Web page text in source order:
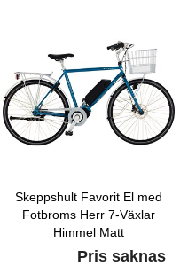
Skeppshult Favorit El med
Fotbroms Herr 7-Växlar
Himmel Matt
Pris saknas